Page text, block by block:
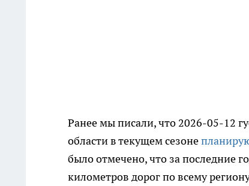
Ранее мы писали, что 2026-05-12
области в текущем сезоне
было отмечено, что за последние
километров дорог по всему